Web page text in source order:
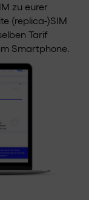
zu eurer
(replica-)SIM
Tarif
Smartphone.